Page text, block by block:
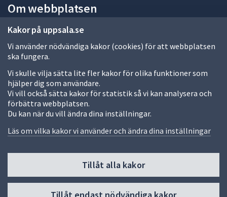
Kakor på uppsala.se
Vi använder nödvändiga kakor (cookies) för att webbplatsen
ska fungera.
Vi skulle vilja sätta lite fler kakor för olika funktioner som
hjälper dig som användare.
Vi vill också sätta kakor för statistik så vi kan analysera och
förbättra webbplatsen.
Du kan när du vill ändra dina inställningar.
Läs om vilka kakor vi använder och ändra dina inställningar
Tillåt alla kakor
d
a
Om webbplatsen
Om webbplatsen
Allmänna handlingar och diarium
Behandling av personuppgifter
Kakor
Språk (other languages)
Tillgänglighetsredogörelse
Fler sätt att följa oss